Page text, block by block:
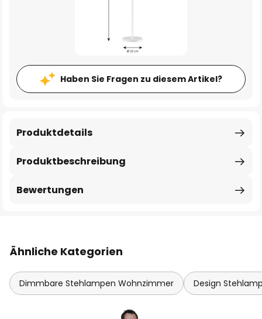
Haben Sie Fragen zu diesem Artikel?
Produktbeschreibung
Produktdetails
Bewertungen
Ähnliche Kategorien
Dimmbare Stehlampen Wohnzimmer Design